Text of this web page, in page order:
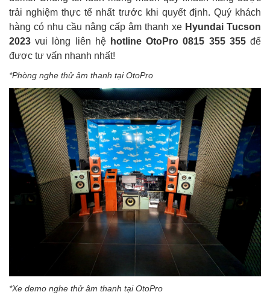
trải nghiệm thực tế nhất trước khi quyết định. Quý khách
hàng có nhu cầu nâng cấp âm thanh xe Hyundai Tucson
2023vui lòng liên hệ hotlineOtoPro 0815 355 355để
được tư vấn nhanh nhất!
*Phòng nghe thử âm thanh tại OtoPro
*Xe demo nghe thử âm thanh tại OtoPro